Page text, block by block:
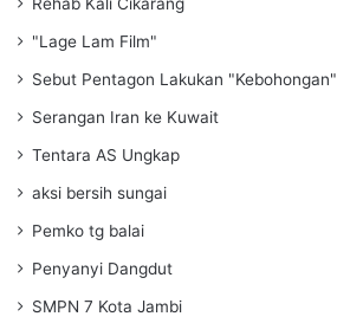
"Lage Lam Film"
Sebut Pentagon Lakukan "Kebohongan"
Serangan Iran ke Kuwait
Tentara AS Ungkap
aksi bersih sungai
Pemko tg balai
Penyanyi Dangdut
SMPN 7 Kota Jambi